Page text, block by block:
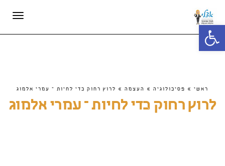
פתח סרגל נגישות
ראשי » פסיכולוגיה » העצמה » לרוץ רחוק כדי לחיות – עמרי אלמוג
לרוץ רחוק כדי לחיות – עמרי אלמוג